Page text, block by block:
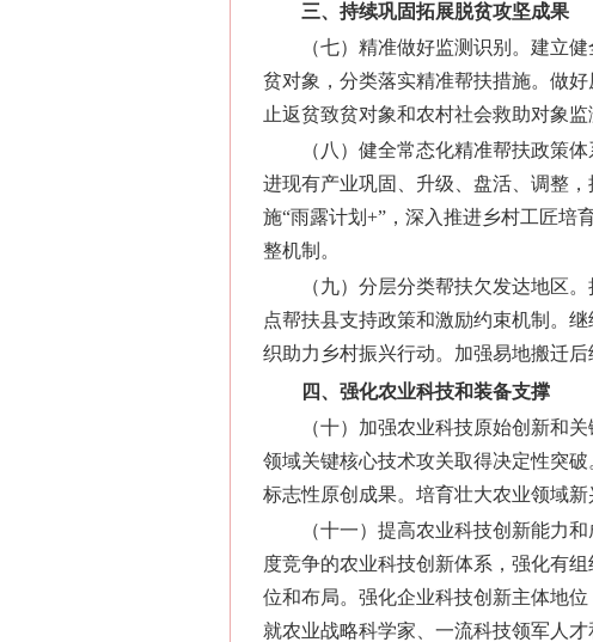
三、持续巩固拓展脱贫攻坚成果
（七）精准做好监测识别。 建立健
贫对象，分类落实精准帮扶措施。做
止返贫致贫对象和农村社会救助对象
（八）健全常态化精准帮扶政策体
进现有产业巩固、升级、盘活、调整
施“雨露计划+”，深入推进乡村工匠培
整机制。
（九）分层分类帮扶欠发达地区。
点帮扶县支持政策和激励约束机制。
织助力乡村振兴行动。加强易地搬迁后
四、强化农业科技和装备支撑
（十）加强农业科技原始创新和关
领域关键核心技术攻关取得决定性突
标志性原创成果。培育壮大农业领域
（十一）提高农业科技创新能力和
度竞争的农业科技创新体系，强化有
位和布局。强化企业科技创新主体地
就农业战略科学家、一流科技领军人